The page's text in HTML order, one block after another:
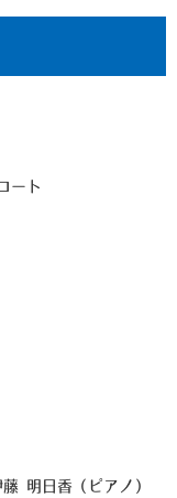
ート
明日香（ピアノ）